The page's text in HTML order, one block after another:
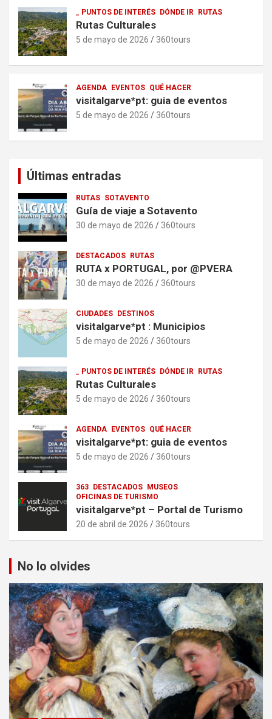
_ PUNTOS DE INTERÉS DÓNDE IR RUTAS
Rutas Culturales
5 de mayo de 2026 360tours
AGENDA EVENTOS QUÉ HACER
visitalgarve*pt: guia de eventos
5 de mayo de 2026 360tours
Últimas entradas
RUTAS SOTAVENTO
Guía de viaje a Sotavento
30 de mayo de 2026 360tours
DESTACADOS RUTAS
RUTA x PORTUGAL, por @PVERA
30 de mayo de 2026 360tours
CIUDADES DESTINOS
visitalgarve*pt : Municipios
5 de mayo de 2026 360tours
_ PUNTOS DE INTERÉS DÓNDE IR RUTAS
Rutas Culturales
5 de mayo de 2026 360tours
AGENDA EVENTOS QUÉ HACER
visitalgarve*pt: guia de eventos
5 de mayo de 2026 360tours
363 DESTACADOS
MUSEOS
OFICINAS DE TURISMO
visitalgarve*pt – Portal de Turismo
20 de abril de 2026 360tours
No lo olvides